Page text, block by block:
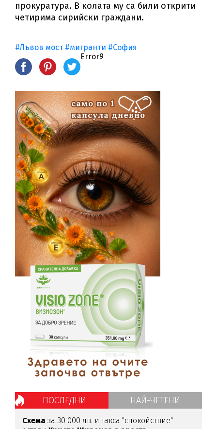
прокуратура. В колата му са били открити
четирима сирийски граждани.
#Лъвов мост #мигранти #София
Error9
ПОСЛЕДНИ НАЙ-ЧЕТЕНИ
Схема за 30 000 лв. и такса "спокойствие"